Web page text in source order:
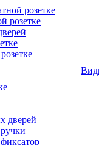
розетке
розетке
дверей